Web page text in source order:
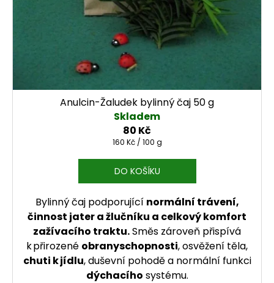
Anulcin-Žaludek bylinný čaj 50 g
Skladem
80 Kč
Měrná cena:
160 Kč / 100 g
DO KOŠÍKU
Bylinný čaj podporující normální trávení,
činnost jater a žlučníku a celkový komfort
zažívacího traktu.Směs zároveň přispívá
k přirozené obranyschopnosti, osvěžení těla,
chuti k jídlu, duševní pohodě a normální funkci
dýchacího systému.